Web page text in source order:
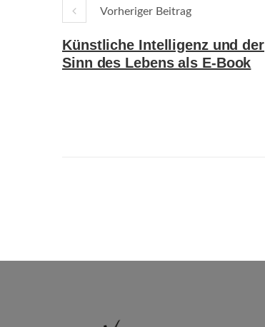
Vorheriger Beitrag
Künstliche Intelligenz und der
Sinn des Lebens als E-Book